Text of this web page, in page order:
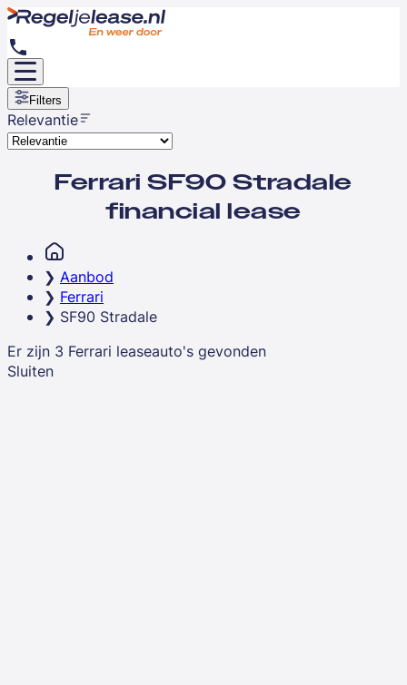
Filters
Relevantie
Ferrari SF90 Stradale
financial lease
Aanbod
Ferrari
SF90 Stradale
Er zijn 3 Ferrari leaseauto's gevonden
Sluiten